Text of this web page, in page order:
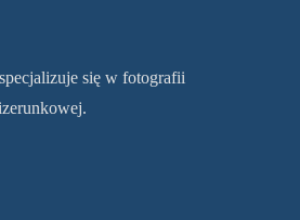
się w fotografii